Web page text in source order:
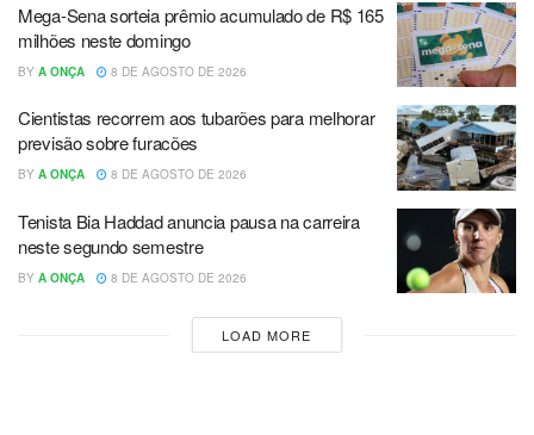
Mega-Sena sorteia prêmio acumulado de R$ 165
milhões neste domingo
BY A ONÇA 8 DE AGOSTO DE 2026
Cientistas recorrem aos tubarões para melhorar
previsão sobre furacões
BY A ONÇA 8 DE AGOSTO DE 2026
Tenista Bia Haddad anuncia pausa na carreira
neste segundo semestre
BY A ONÇA 8 DE AGOSTO DE 2026
LOAD MORE